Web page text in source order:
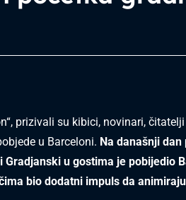
prizivali su kibici, novinari,
u Barceloni. Na današnji
Gradjanski u gostima je pobijedio
bio dodatni impuls da